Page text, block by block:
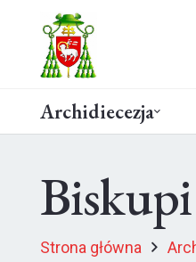
Archidiecezja
Strona główna